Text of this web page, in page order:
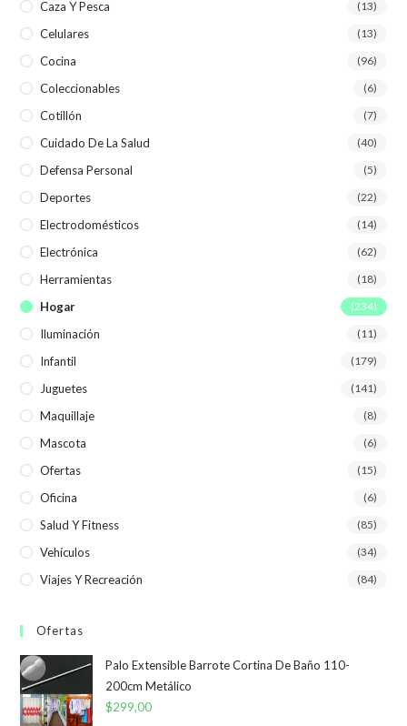
Caza Y Pesca (13)
Celulares (13)
Cocina (96)
Coleccionables (6)
Cotillón (7)
Cuidado De La Salud (40)
Defensa Personal (5)
Deportes (22)
Electrodomésticos (14)
Electrónica (62)
Herramientas (18)
Hogar (234)
Iluminación (11)
Infantil (179)
Juguetes (141)
Maquillaje (8)
Mascota (6)
Ofertas (15)
Oficina (6)
Salud Y Fitness (85)
Vehículos (34)
Viajes Y Recreación (84)
Ofertas
Palo Extensible Barrote Cortina De Baño 110-
200cm Metálico
$299,00